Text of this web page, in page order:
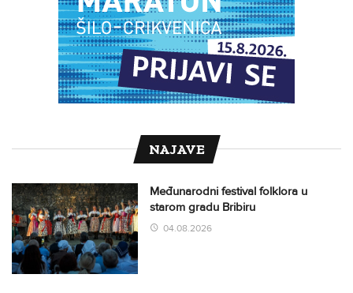
NAJAVE
Međunarodni festival folklora u
starom gradu Bribiru
04.08.2026